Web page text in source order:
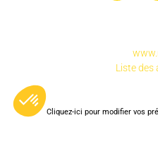
Liste des
Cliquez-ici pour modifier vos